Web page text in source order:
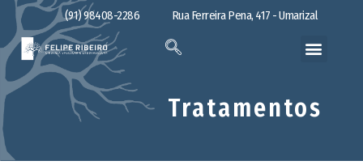
(91) 98408-2286 Rua Ferreira Pena, 417 - Umarizal
Tratamentos